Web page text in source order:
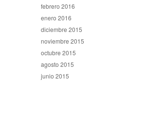
febrero 2016
enero 2016
diciembre 2015
noviembre 2015
octubre 2015
agosto 2015
junio 2015